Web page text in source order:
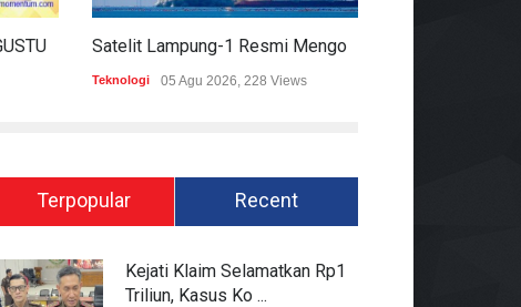
Teknologi 05 Agu 2026, 228 Views
Terpopular Recent
Kejati Klaim Selamatkan Rp1
Triliun, Kasus Ko ...